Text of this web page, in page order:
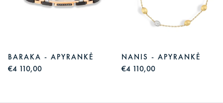
BARAKA - APYRANKĖ
€4 110,00
NANIS - APYRANKĖ
€4 110,00